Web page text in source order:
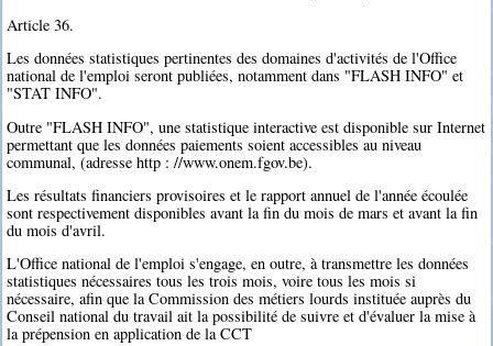
Article 36.
Les données statistiques pertinentes des domaines d'activités de l'Office
national de l'emploi seront publiées, notamment dans "FLASH INFO" et
"STAT INFO".
Outre "FLASH INFO", une statistique interactive est disponible sur Internet
permettant que les données paiements soient accessibles au niveau
communal, (adresse http : //www.onem.fgov.be).
Les résultats financiers provisoires et le rapport annuel de l'année écoulée
sont respectivement disponibles avant la fin du mois de mars et avant la fin
du mois d'avril.
L'Office national de l'emploi s'engage, en outre, à transmettre les données
statistiques nécessaires tous les trois mois, voire tous les mois si
nécessaire, afin que la Commission des métiers lourds instituée auprès du
Conseil national du travail ait la possibilité de suivre et d'évaluer la mise à
la prépension en application de la CCT